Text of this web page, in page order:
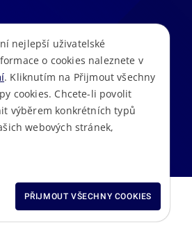
o přístupnosti•GDPR
nejlepší uživatelské
o cookies naleznete v
. Kliknutím na Přijmout všechny
cookies. Chcete-li povolit
výběrem konkrétních typů
webových stránek,
PŘIJMOUT VŠECHNY COOKIES
ODMÍTNOUT